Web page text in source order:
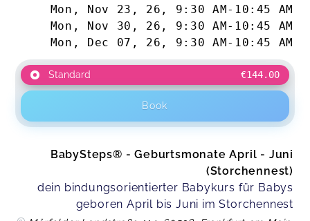
Mon, Nov 23, 26 , 9:30 AM - 10:45 AM
Mon, Nov 30, 26 , 9:30 AM - 10:45 AM
Mon, Dec 07, 26 , 9:30 AM - 10:45 AM
Standard €144.00
Book
BabySteps® - Geburtsmonate April - Juni
(Storchennest)
dein bindungsorientierter Babykurs für Babys
geboren April bis Juni im Storchennest